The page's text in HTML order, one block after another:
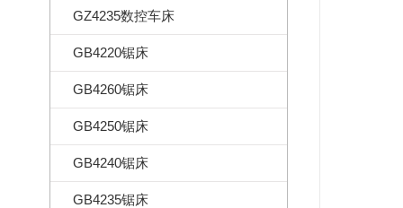
GZ4235数控车床
GB4220锯床
GB4260锯床
GB4250锯床
GB4240锯床
GB4235锯床